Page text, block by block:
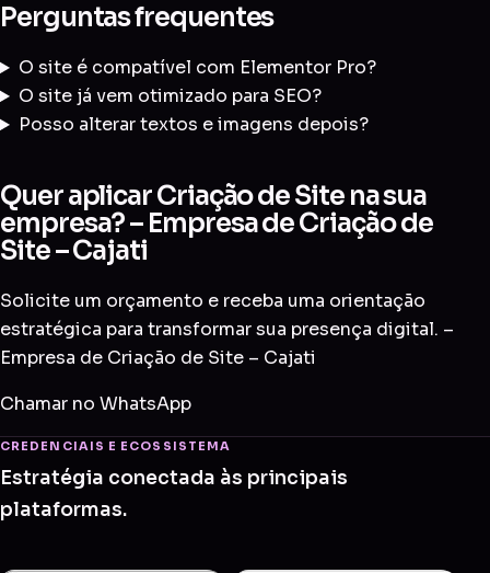
Perguntas frequentes
O site é compatível com Elementor Pro?
O site já vem otimizado para SEO?
Posso alterar textos e imagens depois?
Quer aplicar Criação de Site na sua
empresa? – Empresa de Criação de
Site – Cajati
Solicite um orçamento e receba uma orientação
estratégica para transformar sua presença digital. –
Empresa de Criação de Site – Cajati
Chamar no WhatsApp
CREDENCIAIS E ECOSSISTEMA
Estratégia conectada às principais
plataformas.